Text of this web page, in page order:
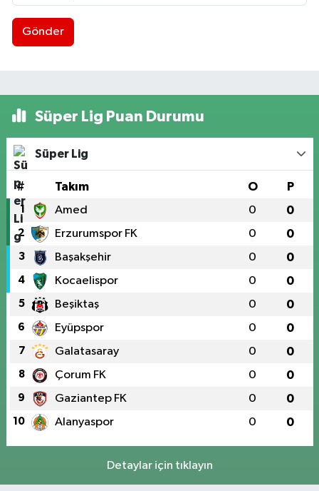
Gönder
Süper Lig Puan Durumu
Süper Lig
# Takım O P
1 Amed 0 0
2 Erzurumspor FK 0 0
3 Başakşehir 0 0
4 Kocaelispor 0 0
5 Beşiktaş 0 0
6 Eyüpspor 0 0
7 Galatasaray 0 0
8 Çorum FK 0 0
9 Gaziantep FK 0 0
10 Alanyaspor 0 0
Detaylar için tıklayın